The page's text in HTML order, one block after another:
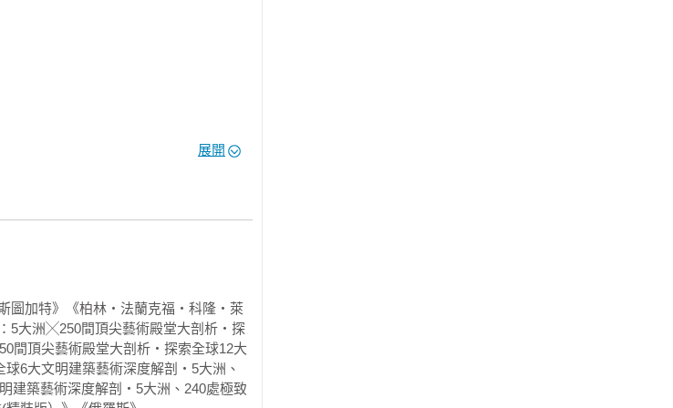
個國家共1223處世界遺產，搭配超過
展開
圖加特》《柏林‧法蘭克福‧科隆‧萊
5大洲╳250間頂尖藝術殿堂大剖析‧探
間頂尖藝術殿堂大剖析‧探索全球12大
6大文明建築藝術深度解剖‧5大洲、
建築藝術深度解剖‧5大洲、240處極致